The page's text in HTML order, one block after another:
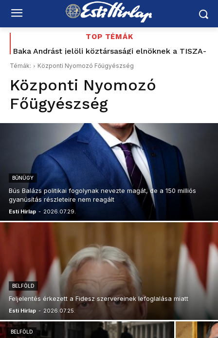
TOP TÉMÁK
Baka Andrást jelöli köztársasági elnöknek a TISZA-
frakció
Az utolsó délután: 177 éve tűnt el Petőfi Sándor –
és azóta sem tudjuk pontosan, hogyan halt meg
Témák: Központi Nyomozó Főügyészség
Központi Nyomozó
Főügyészség
BŰNÜGY
Bús Balázs politikai fogolynak nevezte magát, de a 150 milliós
gyanúsítás részleteire nem reagált
Esti Hírlap - 2026.07.29.
BELFÖLD
Feljelentés érkezett a Fidesz szervereinek lefoglalása miatt
Esti Hírlap - 2026.07.25.
BELFÖLD